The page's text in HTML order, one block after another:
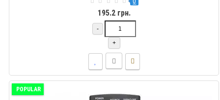
195.2 грн.
-
+
POPULAR